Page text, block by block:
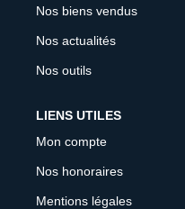
Nos biens vendus
Nos actualités
Nos outils
LIENS UTILES
Mon compte
Nos honoraires
Mentions légales